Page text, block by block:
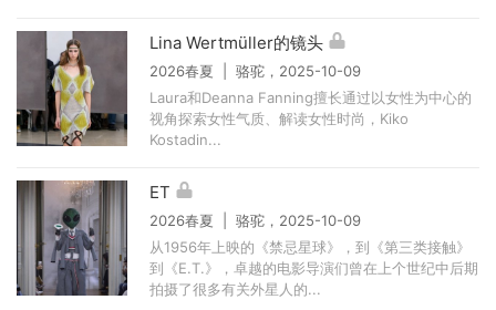
Lina Wertmüller的镜头
2026春夏 | 骆驼，2025-10-09
Laura和Deanna Fanning擅长通过以女性为中心的
视角探索女性气质、解读女性时尚，Kiko
Kostadin...
ET
2026春夏 | 骆驼，2025-10-09
从1956年上映的《禁忌星球》，到《第三类接触》
到《E.T.》，卓越的电影导演们曾在上个世纪中后期
拍摄了很多有关外星人的...